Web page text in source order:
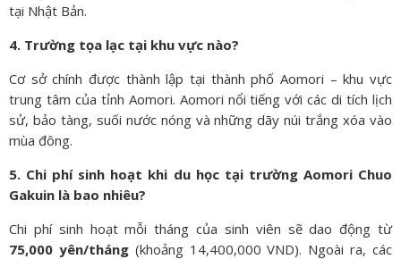
tại Nhật Bản.
4. Trường tọa lạc tại khu vực nào?
Cơ sở chính được thành lập tại thành phố Aomori – khu vực
trung tâm của tỉnh Aomori. Aomori nổi tiếng với các di tích lịch
sử, bảo tàng, suối nước nóng và những dãy núi trắng xóa vào
mùa đông.
5. Chi phí sinh hoạt khi du học tại trường Aomori Chuo
Gakuin là bao nhiêu?
Chi phí sinh hoạt mỗi tháng của sinh viên sẽ dao động từ
75,000 yên/tháng (khoảng 14,400,000 VND). Ngoài ra, các